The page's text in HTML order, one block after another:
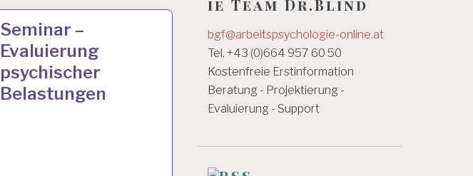
ARBEITSANALYSE…
Seminar –
Evaluierung
psychischer
Belastungen
24 JAN. 2013
ie Team Dr.Blind
bgf@arbeitspsychologie-online.at
Tel. +43 (0)664 957 60 50
Kostenfreie Erstinformation
Beratung - Projektierung -
Evaluierung - Support